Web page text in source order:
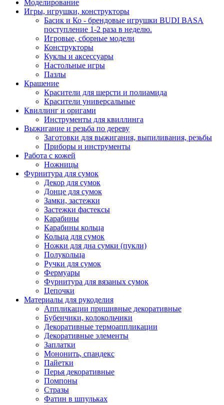
Моделирование
Игры, игрушки, конструкторы
Басик и Ко - брендовые игрушки BUDI BASA
поступление 1-2 раза в неделю.
Игровые, сборные модели
Конструкторы
Куклы и аксессуары
Настольные игры
Пазлы
Крашение
Красители для шерсти и полиамида
Красители универсальные
Квиллинг и оригами
Инструменты для квиллинга
Выжигание и резьба по дереву
Заготовки для выжигания, выпиливания, резьбы
Приборы и инструменты
Работа с кожей
Ножницы
Фурнитура для сумок
Декор для сумок
Донце для сумок
Замки, застежки
Застежки фастексы
Карабины
Карабины кольца
Кольца для сумок
Ножки для дна сумки (пукли)
Полукольца
Ручки для сумок
Фермуары
Фурнитура для вязаных сумок
Цепочки
Материалы для рукоделия
Аппликации пришивные декоративные
Бубенчики, колокольчики
Декоративные термоаппликации
Декоративные элементы
Заплатки
Мононить, спандекс
Пайетки
Перья декоративные
Помпоны
Стразы
Фатин в шпульках